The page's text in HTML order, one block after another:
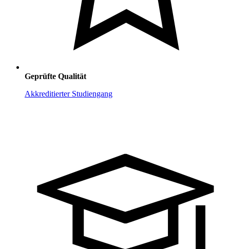
Geprüfte Qualität
Akkreditierter Studiengang